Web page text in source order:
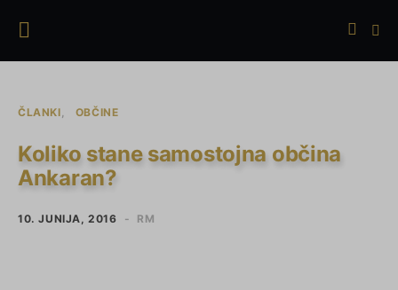
ČLANKI OBČINE
Koliko stane samostojna občina
Ankaran?
10. JUNIJA, 2016 RM